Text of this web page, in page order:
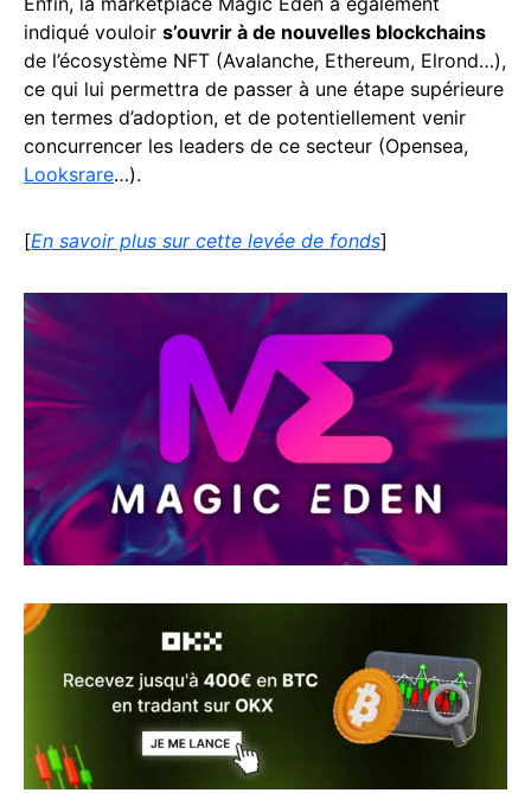
indiqué vouloir s’ouvrir à de nouvelles blockchains
de l’écosystème NFT (Avalanche, Ethereum, Elrond…),
ce qui lui permettra de passer à une étape supérieure
en termes d’adoption, et de potentiellement venir
concurrencer les leaders de ce secteur (Opensea,
Looksrare…).
[En savoir plus sur cette levée de fonds]